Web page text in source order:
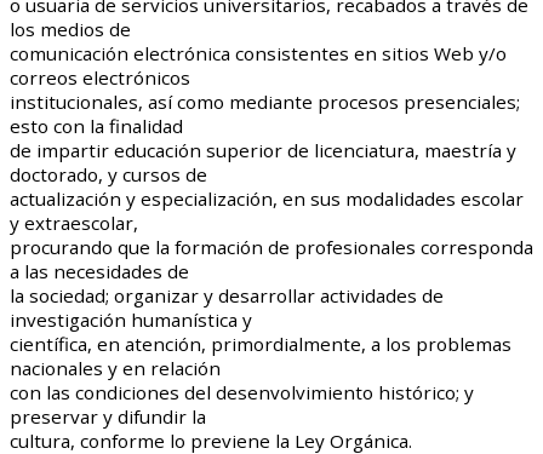
o usuaria de servicios universitarios, recabados a través de
los medios de
comunicación electrónica consistentes en sitios Web y/o
correos electrónicos
institucionales, así como mediante procesos presenciales;
esto con la finalidad
de impartir educación superior de licenciatura, maestría y
doctorado, y cursos de
actualización y especialización, en sus modalidades escolar
y extraescolar,
procurando que la formación de profesionales corresponda
a las necesidades de
la sociedad; organizar y desarrollar actividades de
investigación humanística y
científica, en atención, primordialmente, a los problemas
nacionales y en relación
con las condiciones del desenvolvimiento histórico; y
preservar y difundir la
cultura, conforme lo previene la Ley Orgánica.